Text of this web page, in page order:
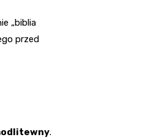
„biblia
przed
.